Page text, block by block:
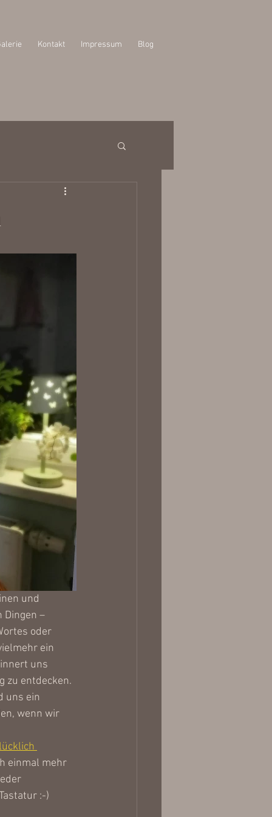
Kontakt Impressum Blog
und
Dingen –
oder
ein
uns
zu entdecken.
uns ein
wenn wir
einmal mehr
:-)